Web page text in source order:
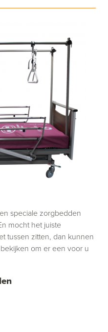
speciale zorgbedden
mocht het juiste
tussen zitten, dan kunnen
om er een voor u